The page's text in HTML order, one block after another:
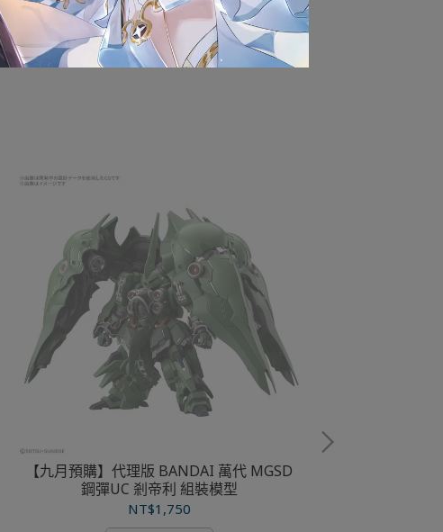
務
【九月預購】代理版 BANDAI 萬代 MGSD
鋼彈UC 剎帝利 組裝模型
NT$1,750